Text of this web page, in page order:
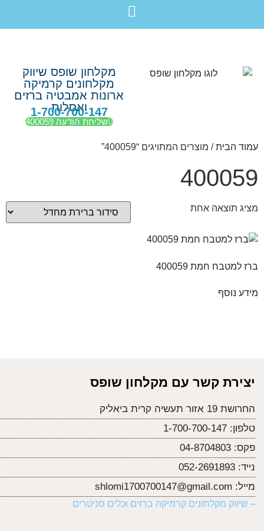
מקלחון שופס שיווק
מקלחונים קרמיקה
ארונות אמבטיה ברזים
ואסלות
1-700-700-147
שליחת הודעה 400059
עמוד הבית/ מוצרים המתויגים “400059”
400059
מציג תוצאה אחת
ברז למטבח חמת 400059
מידע נוסף
יצירת קשר עם מקלחון שופס
החרושת 19 אזור תעשיה קרית ביאליק
טלפון: 1-700-700-147
פקס: 04-8704803
נייד: 052-2691893
מייל: shlomi1700700147@gmail.com
– שיווק מקלחונים קרמיקה ברזים וכלים סניטרים